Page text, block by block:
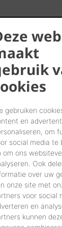
gebruiken
en
om
social media te
om ons
Ook
over uw
onze site met
voor social
en
kunnen